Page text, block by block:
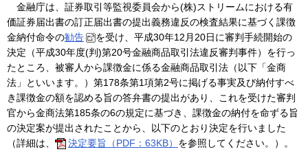
金融庁は、証券取引等監視委員会から(株)ストリームにおける有
価証券届出書の訂正届出書の提出義務違反の検査結果に基づく課徴
金納付命令の勧告
を受け、平成30年12月20日に審判手続開始の
決定（平成30年度(判)第20号金融商品取引法違反審判事件）を行っ
たところ、被審人から課徴金に係る金融商品取引法（以下「金商
法」といいます。）第178条第1項第2号に掲げる事実及び納付すべ
き課徴金の額を認める旨の答弁書の提出があり、これを受けた審判
官から金商法第185条の6の規定に基づき、課徴金の納付を命ずる旨
の決定案が提出されたことから、以下のとおり決定を行いました
（詳細は、
決定要旨（PDF：63KB） を参照してください。）。